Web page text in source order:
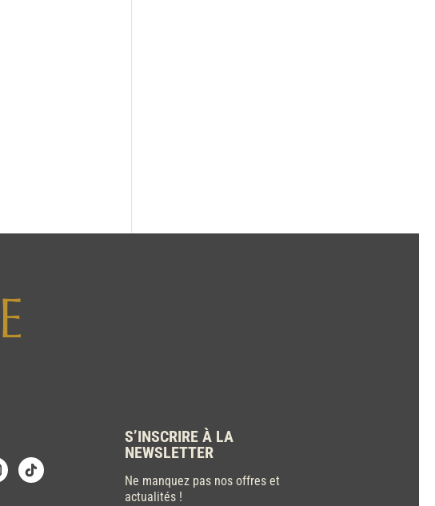
S’INSCRIRE À LA
NEWSLETTER
Ne manquez pas nos offres et
actualités !